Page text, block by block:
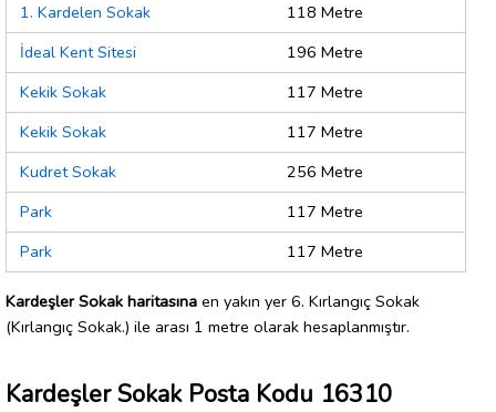
1. Kardelen Sokak
118 Metre
İdeal Kent Sitesi
196 Metre
Kekik Sokak
117 Metre
Kekik Sokak
117 Metre
Kudret Sokak
256 Metre
Park
117 Metre
Park
117 Metre
Kardeşler Sokak haritasına en yakın yer 6. Kırlangıç Sokak
(Kırlangıç Sokak.) ile arası 1 metre olarak hesaplanmıştır.
Kardeşler Sokak Posta Kodu 16310